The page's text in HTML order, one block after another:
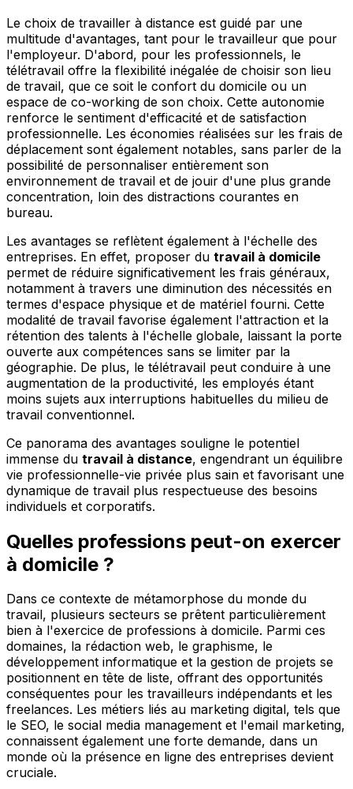
Le choix de travailler à distance est guidé par une
multitude d'avantages, tant pour le travailleur que pour
l'employeur. D'abord, pour les professionnels, le
télétravail offre la flexibilité inégalée de choisir son lieu
de travail, que ce soit le confort du domicile ou un
espace de co-working de son choix. Cette autonomie
renforce le sentiment d'efficacité et de satisfaction
professionnelle. Les économies réalisées sur les frais de
déplacement sont également notables, sans parler de la
possibilité de personnaliser entièrement son
environnement de travail et de jouir d'une plus grande
concentration, loin des distractions courantes en
bureau.
Les avantages se reflètent également à l'échelle des
entreprises. En effet, proposer du travail à domicile
permet de réduire significativement les frais généraux,
notamment à travers une diminution des nécessités en
termes d'espace physique et de matériel fourni. Cette
modalité de travail favorise également l'attraction et la
rétention des talents à l'échelle globale, laissant la porte
ouverte aux compétences sans se limiter par la
géographie. De plus, le télétravail peut conduire à une
augmentation de la productivité, les employés étant
moins sujets aux interruptions habituelles du milieu de
travail conventionnel.
Ce panorama des avantages souligne le potentiel
immense du travail à distance, engendrant un équilibre
vie professionnelle-vie privée plus sain et favorisant une
dynamique de travail plus respectueuse des besoins
individuels et corporatifs.
Quelles professions peut-on exercer
à domicile ?
Dans ce contexte de métamorphose du monde du
travail, plusieurs secteurs se prêtent particulièrement
bien à l'exercice de professions à domicile. Parmi ces
domaines, la rédaction web, le graphisme, le
développement informatique et la gestion de projets se
positionnent en tête de liste, offrant des opportunités
conséquentes pour les travailleurs indépendants et les
freelances. Les métiers liés au marketing digital, tels que
le SEO, le social media management et l'email marketing,
connaissent également une forte demande, dans un
monde où la présence en ligne des entreprises devient
cruciale.